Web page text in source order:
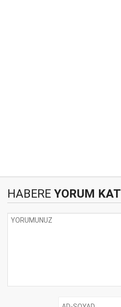
HABERE YORUM KAT